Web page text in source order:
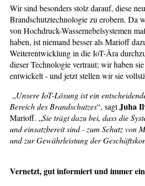
Wir sind besonders stolz darauf, diese
Brandschutztechnologie zu erobern. Da
von Hochdruck-Wassernebelsystemen
haben, ist niemand besser als Marioff
Weiterentwicklung in die IoT-Ära
dieser Technologie vertraut; wir haben
entwickelt - und jetzt stellen wir sie
„Unsere IoT-Lösung ist ein
Bereich des Brandschutzes“, sagtJuha
Marioff. „Sie trägt dazu bei, dass die
und einsatzbereit sind - zum Schutz von
und zur Gewährleistung der
Vernetzt, gut informiert und immer